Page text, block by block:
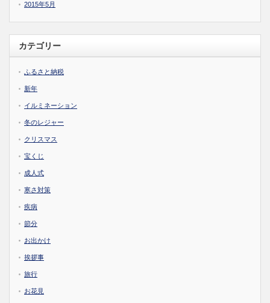
2015年5月
カテゴリー
ふるさと納税
新年
イルミネーション
冬のレジャー
クリスマス
宝くじ
成人式
寒さ対策
疾病
節分
お出かけ
挨拶事
旅行
お花見